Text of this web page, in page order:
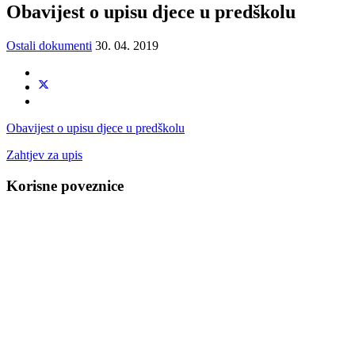
Obavijest o upisu djece u predškolu
Ostali dokumenti 30. 04. 2019
Obavijest o upisu djece u predškolu
Zahtjev za upis
Korisne poveznice